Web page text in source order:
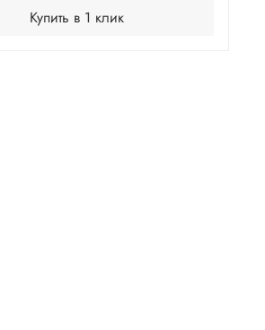
Купить в 1 клик